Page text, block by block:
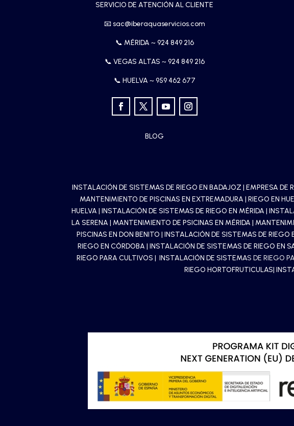
SERVICIO DE ATENCIÓN AL CLIENTE
📧sac@iberaquaservicios.com
📞 MÉRIDA ~ 924 849 216
📞 VEGAS ALTAS ~ 924 849 216
📞 HUELVA ~ 959 462 677
BLOG
INSTALACIÓN DE SISTEMAS DE RIEGO EN BADAJOZ | EMPRESA DE
MANTENIMIENTO DE PISCINAS EN EXTREMADURA | RIEGO EN
HUELVA | INSTALACIÓN DE SISTEMAS DE RIEGO EN MÉRIDA |
LA SERENA | MANTENIMIENTO DE PSICINAS EN MÉRIDA |
PISCINAS EN DON BENITO | INSTALACIÓN DE SISTEMAS DE RIEGO
RIEGO EN CÓRDOBA | INSTALACIÓN DE SISTEMAS DE RIEGO EN
RIEGO PARA CULTIVOS | INSTALACIÓN DE SISTEMAS DE RIEGO
RIEGO HORTOFRUTICULAS|